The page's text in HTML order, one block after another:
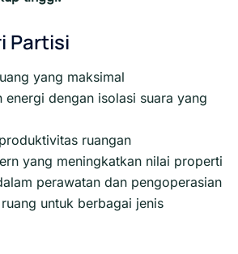
Partisi
yang maksimal
energi dengan isolasi suara yang
ruangan
yang meningkatkan nilai properti
perawatan dan pengoperasian
untuk berbagai jenis